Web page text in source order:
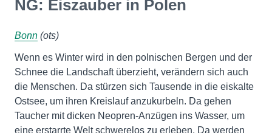
NG: Eiszauber in Polen
Bonn (ots)
Wenn es Winter wird in den polnischen Bergen und der
Schnee die Landschaft überzieht, verändern sich auch
die Menschen. Da stürzen sich Tausende in die eiskalte
Ostsee, um ihren Kreislauf anzukurbeln. Da gehen
Taucher mit dicken Neopren-Anzügen ins Wasser, um
eine erstarrte Welt schwerelos zu erleben. Da werden